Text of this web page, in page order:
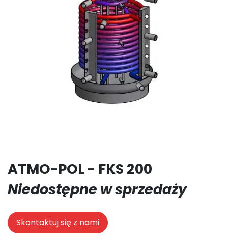
ATMO-POL - FKS 200
Niedostępne w sprzedaży
Skontaktuj się z nami